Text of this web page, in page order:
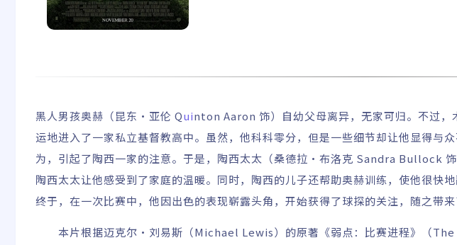
黑人男孩奥赫（昆东•亚伦 Quinton Aaron 饰）自幼父母离异，无家可归。不过
运地进入了一家私立基督教高中。虽然，他科科零分，但是一些细节却让他显得与
为，引起了陶西一家的注意。于是，陶西太太（桑德拉•布洛克 Sandra Bullock 饰
陶西太太让他感受到了家庭的温暖。同时，陶西的儿子还帮助奥赫训练，使他很快
终于，在一次比赛中，他因出色的表现崭露头角，开始获得了球探的关注，随之带
本片根据迈克尔•刘易斯（Michael Lewis）的原著《弱点：比赛进程》（